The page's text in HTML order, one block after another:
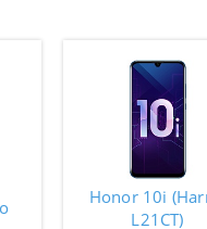
Honor 10i
L21CT)